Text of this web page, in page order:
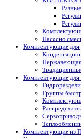
Насосно
Комплектующие для
Нержавеющая
Комплектующие для
Группы
Комплектующие из